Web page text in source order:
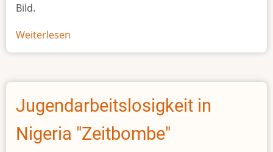
Bild.
Weiterlesen
Afrikas
Größe
Jugendarbeitslosigkeit in
Nigeria "Zeitbombe"